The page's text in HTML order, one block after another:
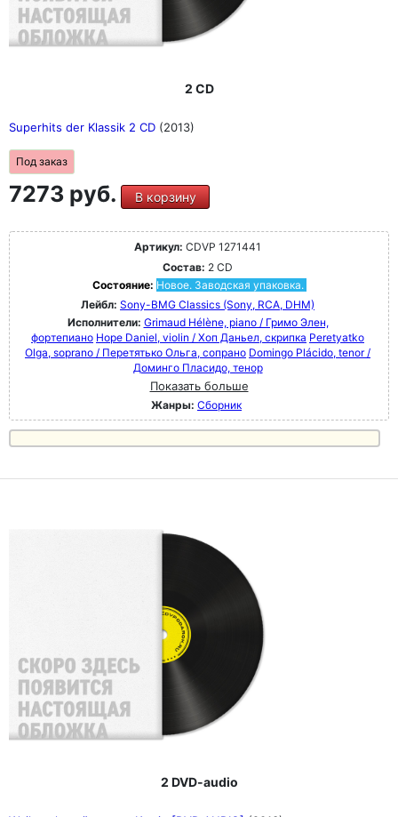
2 CD
Superhits der Klassik 2 CD (2013)
Под заказ
7273 руб. В корзину
Артикул: CDVP 1271441
Состав: 2 CD
Состояние: Новое. Заводская упаковка.
Лейбл: Sony-BMG Classics (Sony, RCA, DHM)
Исполнители: Grimaud Hélène, piano / Гримо Элен,
фортепиано Hope Daniel, violin / Хоп Даньел, скрипка Peretyatko
Olga, soprano / Перетятько Ольга, сопрано Domingo Plácido, tenor /
Доминго Пласидо, тенор
Показать больше
Жанры: Сборник
2 DVD-audio